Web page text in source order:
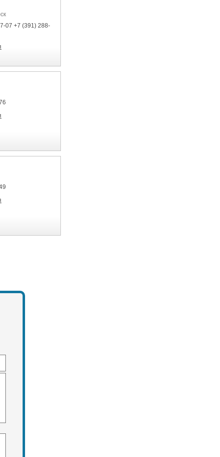
07 +7 (391) 288-